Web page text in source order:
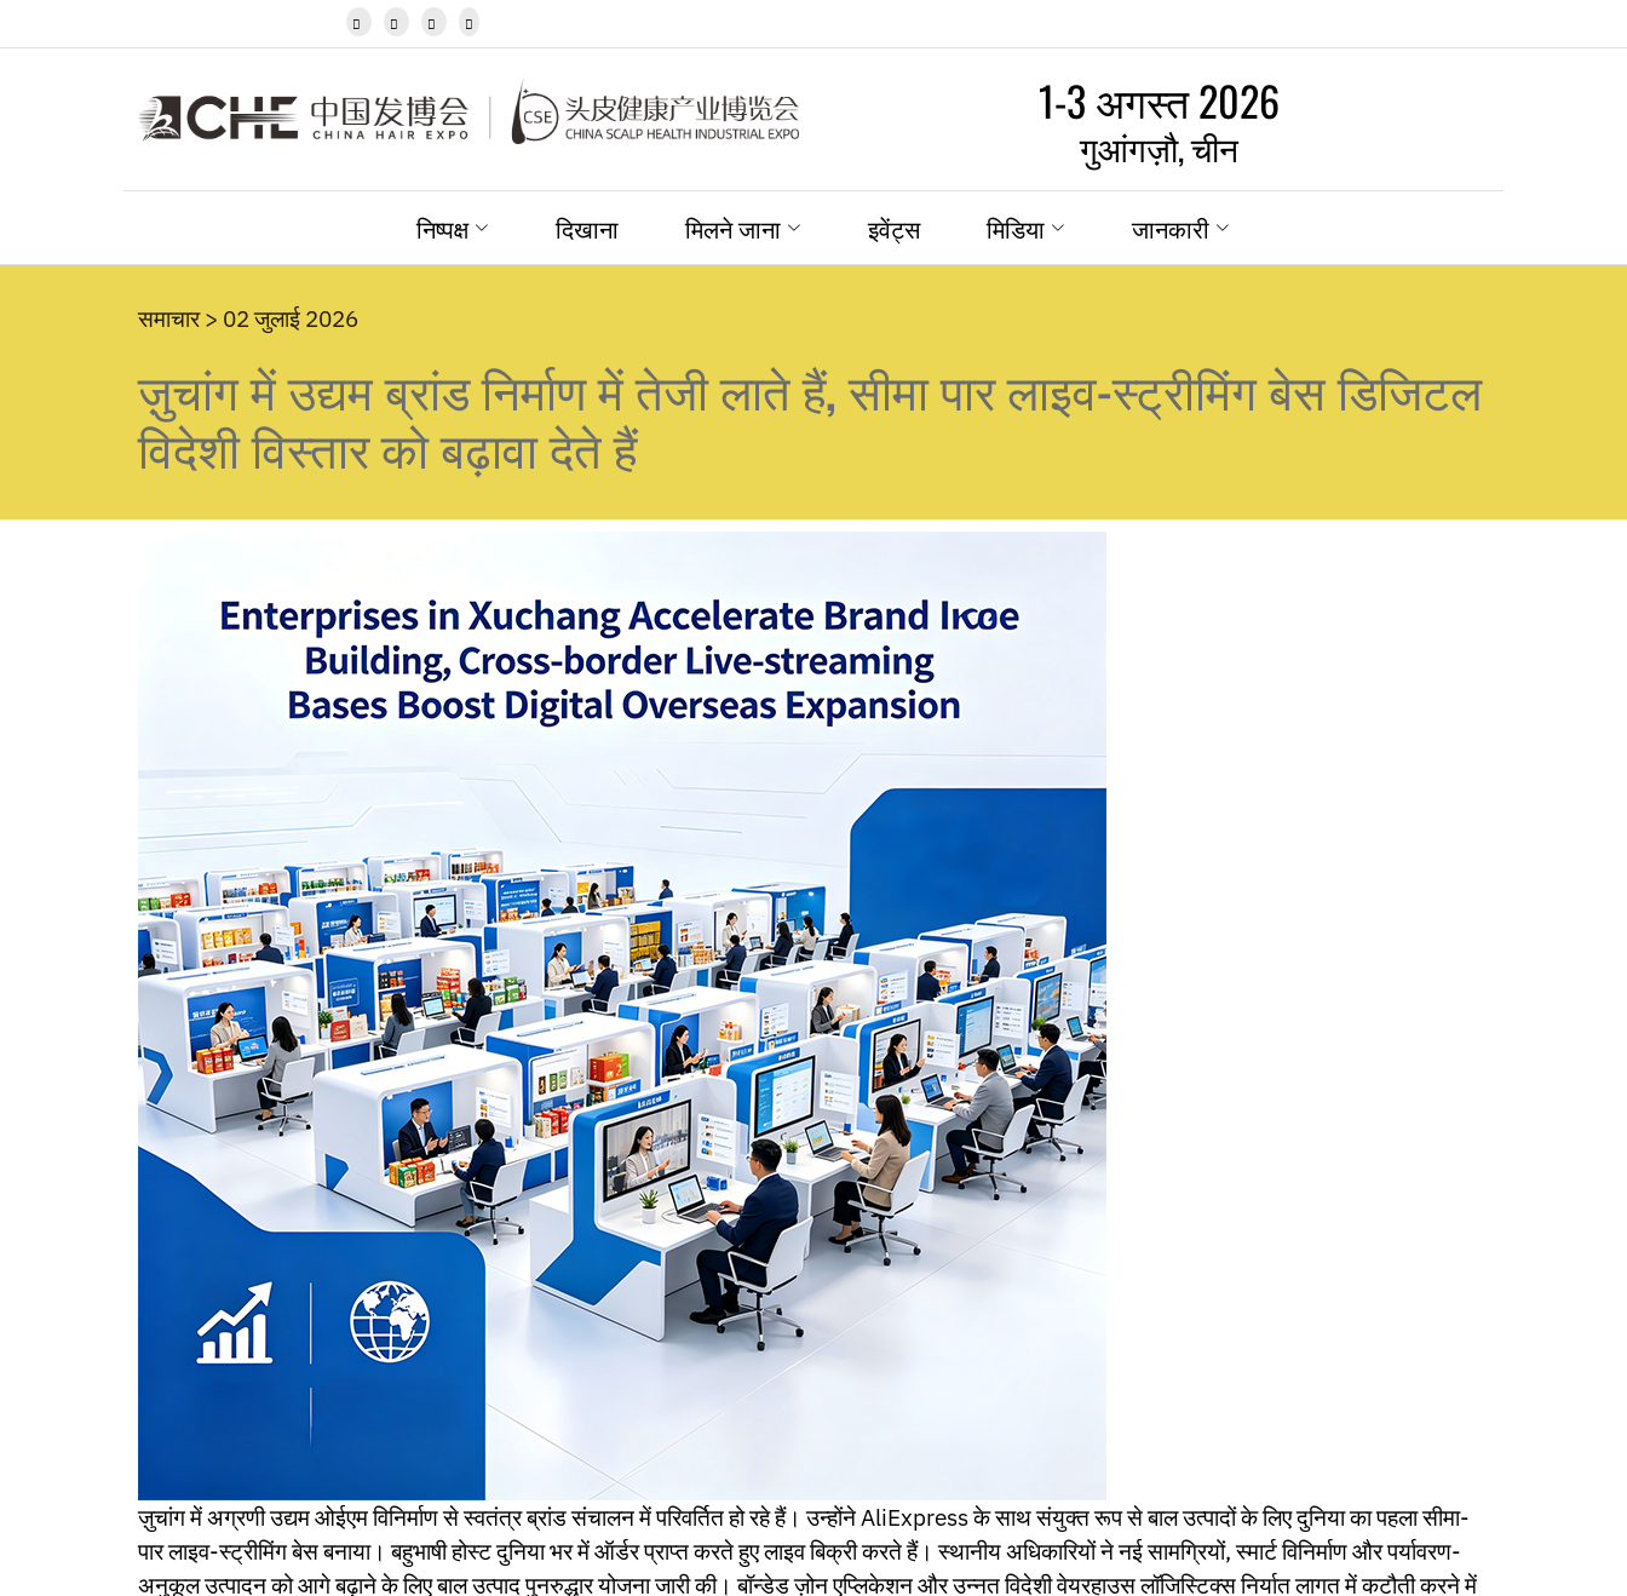
Kannada
Khmer
Kurdish
Latin
Luxembou..
Malagasy
Malayalam
Maltese
Maori
Marathi
Mongolian
Persian
Punjabi
Slovenian
Somali
Samoan
Scots Gaelic
Shona
Sindhi
Sundanese
Swahili
Tajik
Tamil
Telugu
Thai
Ukrainian
Urdu
Uzbek
Vietnamese
Welsh
Xhosa
Zulu
Kinyarwanda
Tatar
   
1-3 अगस्त 2026
गुआंगज़ौ, चीन
निष्पक्ष दिखाना मिलने जाना इवेंट्स मिडिया जानकारी
समाचार > 02 जुलाई 2026
ज़ुचांग में उद्यम ब्रांड निर्माण में तेजी लाते हैं, सीमा पार लाइव-स्ट्रीमिंग बेस डिजिटल
विदेशी विस्तार को बढ़ावा देते हैं
ज़ुचांग में अग्रणी उद्यम ओईएम विनिर्माण से स्वतंत्र ब्रांड संचालन में परिवर्तित हो रहे हैं। उन्होंने AliExpress के साथ संयुक्त रूप से बाल उत्पादों के लिए दुनिया का पहला सीमा-
पार लाइव-स्ट्रीमिंग बेस बनाया। बहुभाषी होस्ट दुनिया भर में ऑर्डर प्राप्त करते हुए लाइव बिक्री करते हैं। स्थानीय अधिकारियों ने नई सामग्रियों, स्मार्ट विनिर्माण और पर्यावरण-
अनुकूल उत्पादन को आगे बढ़ाने के लिए बाल उत्पाद पुनरुद्धार योजना जारी की। बॉन्डेड ज़ोन एप्लिकेशन और उन्नत विदेशी वेयरहाउस लॉजिस्टिक्स निर्यात लागत में कटौती करने में